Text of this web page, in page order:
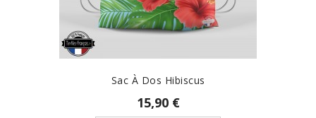
Sac À Dos Hibiscus
15,90 €